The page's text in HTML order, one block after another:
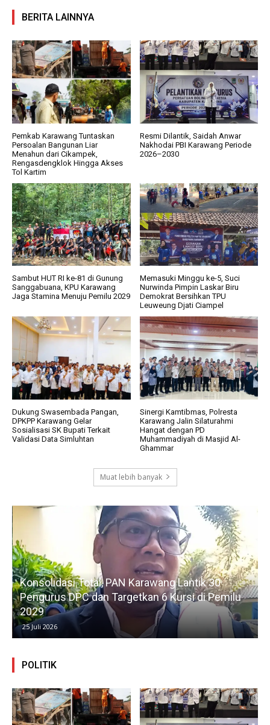
BERITA LAINNYA
Pemkab Karawang Tuntaskan
Persoalan Bangunan Liar
Menahun dari Cikampek,
Rengasdengklok Hingga Akses
Tol Kartim
Resmi Dilantik, Saidah Anwar
Nakhodai PBI Karawang Periode
2026–2030
Sambut HUT RI ke-81 di Gunung
Sanggabuana, KPU Karawang
Jaga Stamina Menuju Pemilu 2029
Memasuki Minggu ke-5, Suci
Nurwinda Pimpin Laskar Biru
Demokrat Bersihkan TPU
Leuweung Djati Ciampel
Dukung Swasembada Pangan,
DPKPP Karawang Gelar
Sosialisasi SK Bupati Terkait
Validasi Data Simluhtan
Sinergi Kamtibmas, Polresta
Karawang Jalin Silaturahmi
Hangat dengan PD
Muhammadiyah di Masjid Al-
Ghammar
Muat lebih banyak
Konsolidasi Total, PAN Karawang Lantik 30
Pengurus DPC dan Targetkan 6 Kursi di Pemilu
2029
25 Juli 2026
POLITIK